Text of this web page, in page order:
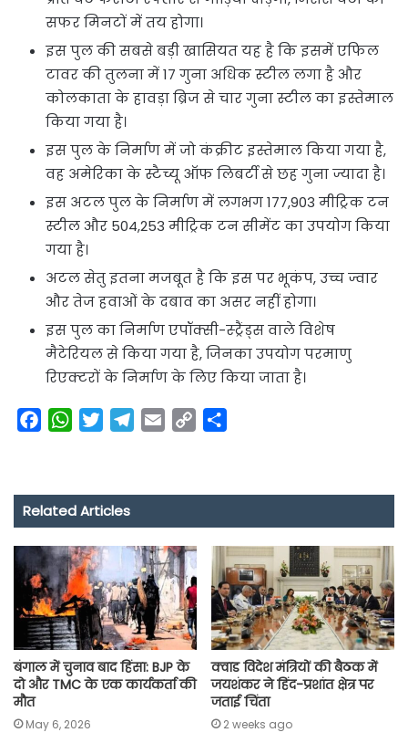
सफर मिनटों में तय होगा।
इस पुल की सबसे बड़ी खासियत यह है कि इसमें एफिल
टावर की तुलना में 17 गुना अधिक स्टील लगा है और
कोलकाता के हावड़ा ब्रिज से चार गुना स्टील का इस्तेमाल
किया गया है।
इस पुल के निर्माण में जो कंक्रीट इस्तेमाल किया गया है,
वह अमेरिका के स्टैच्यू ऑफ लिबर्टी से छह गुना ज्यादा है।
इस अटल पुल के निर्माण में लगभग 177,903 मीट्रिक टन
स्टील और 504,253 मीट्रिक टन सीमेंट का उपयोग किया
गया है।
अटल सेतु इतना मजबूत है कि इस पर भूकंप, उच्च ज्वार
और तेज हवाओं के दबाव का असर नहीं होगा।
इस पुल का निर्माण एपॉक्सी-स्ट्रैंड्स वाले विशेष
मैटेरियल से किया गया है, जिनका उपयोग परमाणु
रिएक्टरों के निर्माण के लिए किया जाता है।
e
b
o
k
W
t
s
p
p
t
t
r
e
a
m
i
y
k
r
Related Articles
बंगाल में चुनाव बाद हिंसा: BJP के
दो और TMC के एक कार्यकर्ता की
मौत
May 6, 2026
क्वाड विदेश मंत्रियों की बैठक में
जयशंकर ने हिंद-प्रशांत क्षेत्र पर
जताई चिंता
2 weeks ago